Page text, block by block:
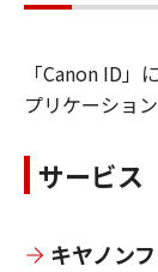
「Canon ID
プリケーショ
サービス
キヤノン